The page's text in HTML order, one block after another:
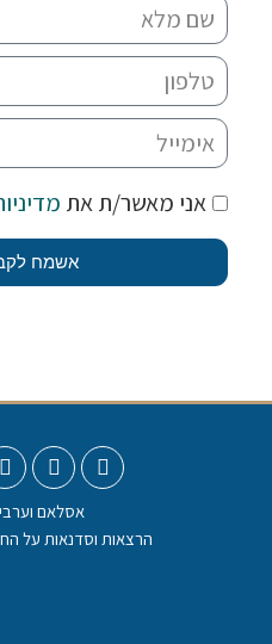
אני מאשר/ת את
אשמח
אסלאם
הרצאות וסדנאות על